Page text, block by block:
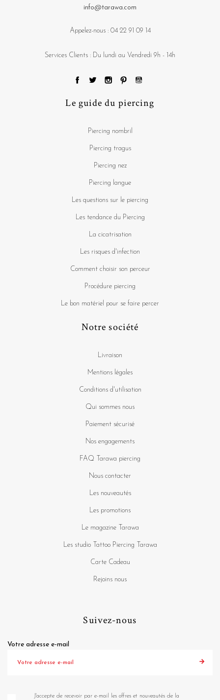
info@tarawa.com
Appelez-nous : 04 22 91 09 14
Services Clients : Du lundi au Vendredi 9h - 14h
Le guide du piercing
Piercing nombril
Piercing tragus
Piercing nez
Piercing langue
Les questions sur le piercing
Les tendance du Piercing
La cicatrisation
Les risques d'infection
Comment choisir son perceur
Procédure piercing
Le bon matériel pour se faire percer
Notre société
Livraison
Mentions légales
Conditions d'utilisation
Qui sommes nous
Paiement sécurisé
Nos engagements
FAQ Tarawa piercing
Nous contacter
Les nouveautés
Les promotions
Le magazine Tarawa
Les studio Tattoo Piercing Tarawa
Carte Cadeau
Rejoins nous
Suivez-nous
Votre adresse e-mail
J'accepte de recevoir par e-mail les offres et nouveautés de la